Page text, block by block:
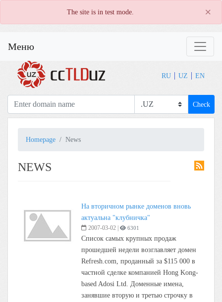
The site is in test mode. ×
Меню
RU UZ EN
Check
Homepage News
NEWS
На вторичном рынке доменов вновь
актуальна "клубничка"
2007-03-02 6301
Список самых крупных продаж
прошедшей недели возглавляет домен
Refresh.com, проданный за $115 000 в
частной сделке компанией Hong Kong-
based Adosi Ltd. Доменные имена,
занявшие вторую и третью строчку в